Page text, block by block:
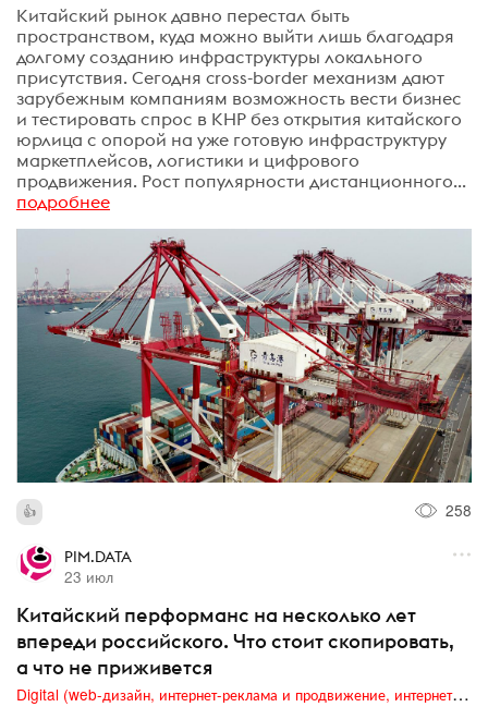
Китайский рынок давно перестал быть
пространством, куда можно выйти лишь благодаря
долгому созданию инфраструктуры локального
присутствия. Сегодня cross-border механизм дают
зарубежным компаниям возможность вести бизнес
и тестировать спрос в КНР без открытия китайского
юрлица с опорой на уже готовую инфраструктуру
маркетплейсов, логистики и цифрового
продвижения. Рост популярности дистанционного...
подробнее
258
PIM.DATA
23 июл
Китайский перформанс на несколько лет
впереди российского. Что стоит скопировать,
а что не приживется
Digital (web-дизайн, интернет-реклама и продвижение, интернет-сообщества и блоги, интернет-коммуникации, мобильный маркетинг, реклама на цифровых экранах)